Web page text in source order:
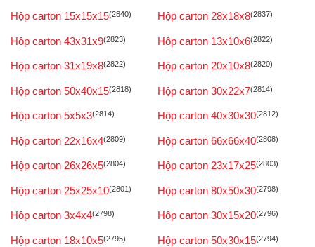
Hộp carton 15x15x15(2840) Hộp carton 28x18x8(2837)
Hộp carton 43x31x9(2823) Hộp carton 13x10x6(2822)
Hộp carton 31x19x8(2822) Hộp carton 20x10x8(2820)
Hộp carton 50x40x15(2818) Hộp carton 30x22x7(2814)
Hộp carton 5x5x3(2814) Hộp carton 40x30x30(2812)
Hộp carton 22x16x4(2809) Hộp carton 66x66x40(2808)
Hộp carton 26x26x5(2804) Hộp carton 23x17x25(2803)
Hộp carton 25x25x10(2801) Hộp carton 80x50x30(2798)
Hộp carton 3x4x4(2798) Hộp carton 30x15x20(2796)
Hộp carton 18x10x5(2795) Hộp carton 50x30x15(2794)